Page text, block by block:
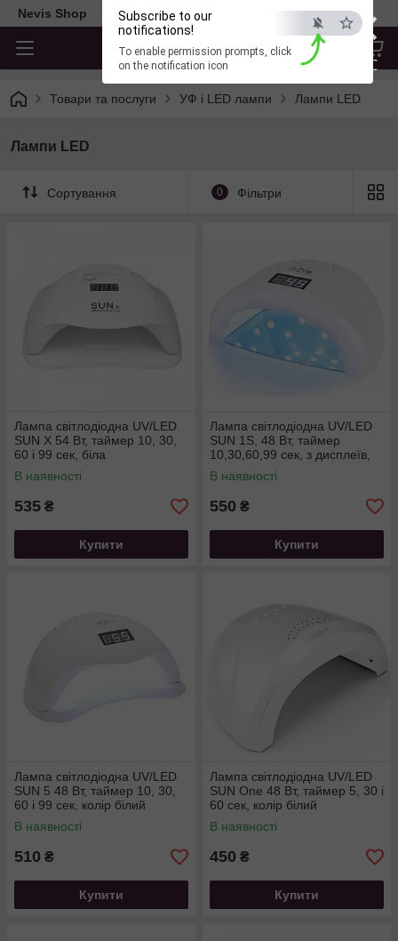
×
ESC
Subscribe to our
notifications!
To enable permission prompts, click
on the notification icon
Nevis Shop
Товари та послуги УФ і LED лампи Лампи LED
Лампи LED
Сортування 0 Фільтри
Лампа світлодіодна UV/LED
SUN X 54 Вт, таймер 10, 30,
60 і 99 сек, біла
В наявності
535 ₴
Купити
Лампа світлодіодна UV/LED
SUN 1S, 48 Вт, таймер
10,30,60,99 сек, з дисплеїв,
колір білий
В наявності
550 ₴
Купити
Лампа світлодіодна UV/LED
SUN 5 48 Вт, таймер 10, 30,
60 і 99 сек, колір білий
В наявності
510 ₴
Купити
Лампа світлодіодна UV/LED
SUN One 48 Вт, таймер 5, 30 і
60 сек, колір білий
В наявності
450 ₴
Купити